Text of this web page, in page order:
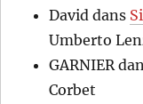
David dans
Umberto
GARNIER
Corbet